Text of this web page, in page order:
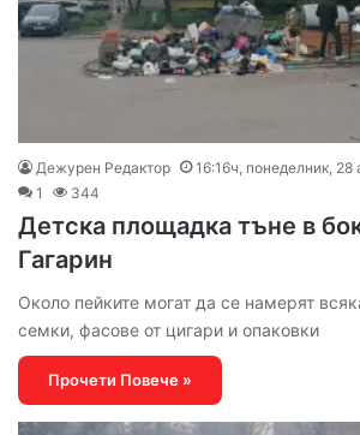
Дежурен Редактор
16:16ч, понеделник, 28
1
344
Детска площадка тъне в
Гагарин
Около пейките могат да се намерят
семки, фасове от цигари и опаковки
Прочети Повече »